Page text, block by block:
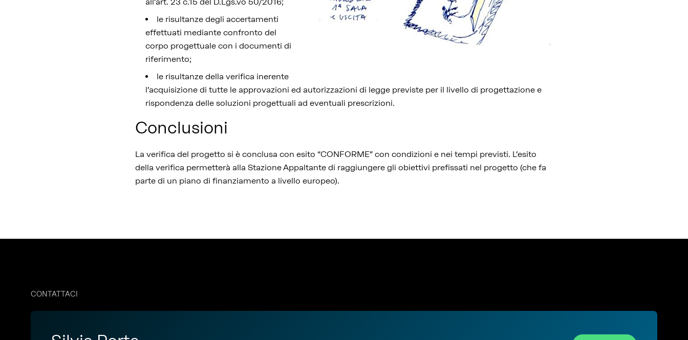
le risultanze degli accertamenti
effettuati mediante confronto del
corpo progettuale con i documenti di
riferimento;
le risultanze della verifica inerente
l’acquisizione di tutte le approvazioni ed autorizzazioni di legge previste per il livello di progettazione e
rispondenza delle soluzioni progettuali ad eventuali prescrizioni.
Conclusioni
La verifica del progetto si è conclusa con esito “CONFORME” con condizioni e nei tempi previsti. L’esito
della verifica permetterà alla Stazione Appaltante di raggiungere gli obiettivi prefissati nel progetto (che fa
parte di un piano di finanziamento a livello europeo).
CONTATTACI